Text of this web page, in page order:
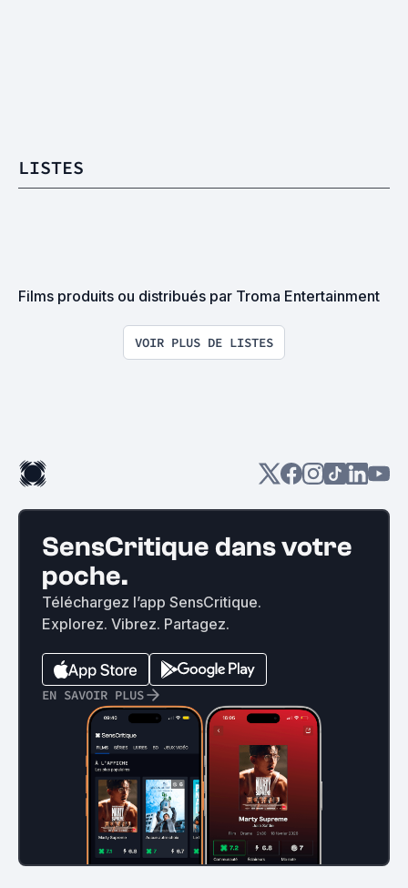
LISTES
Films produits ou distribués par Troma Entertainment
VOIR PLUS DE LISTES
SensCritique dans votre
poche.
Téléchargez l’app SensCritique.
Explorez. Vibrez. Partagez.
EN SAVOIR PLUS